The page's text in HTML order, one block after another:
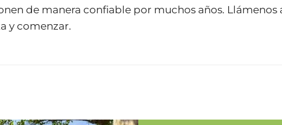
de manera confiable por muchos años. Llámenos
y comenzar.